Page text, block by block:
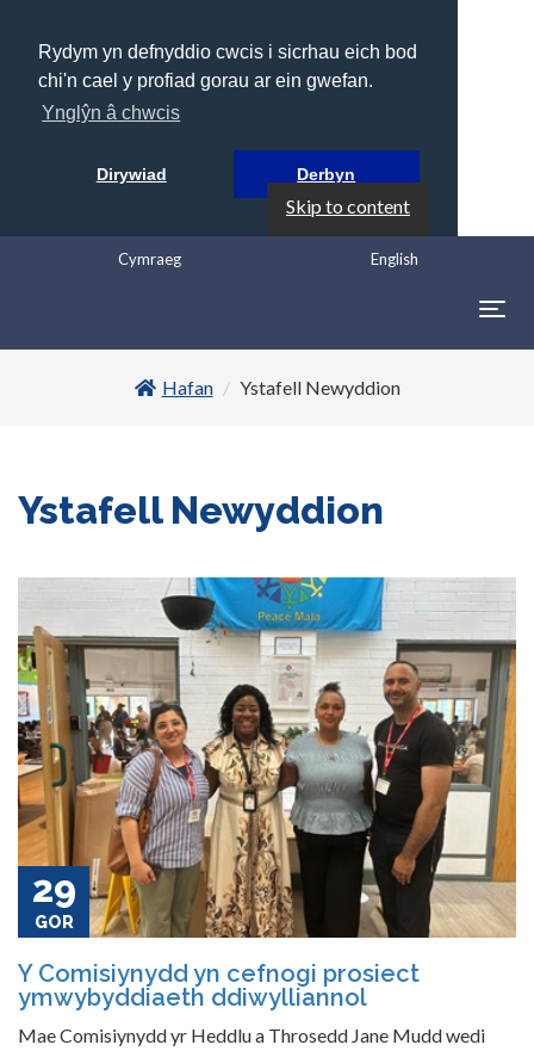
Rydym yn defnyddio cwcis i sicrhau eich bod
chi'n cael y profiad gorau ar ein gwefan.
Ynglŷn â chwcis
Dirywiad Derbyn
Skip to content
English
Cymraeg
Hafan
Ystafell Newyddion
Ystafell Newyddion
29
GOR
Y Comisiynydd yn cefnogi prosiect
ymwybyddiaeth ddiwylliannol
Mae Comisiynydd yr Heddlu a Throsedd Jane Mudd wedi